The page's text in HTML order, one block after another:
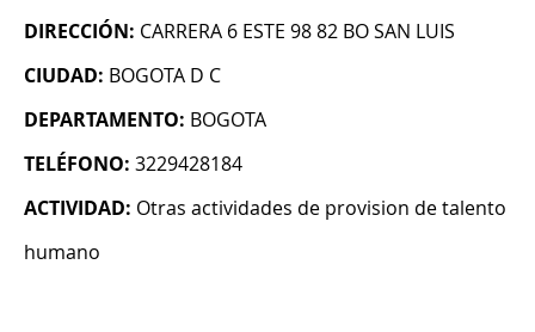
DIRECCIÓN: CARRERA 6 ESTE 98 82 BO SAN LUIS
CIUDAD: BOGOTA D C
DEPARTAMENTO: BOGOTA
TELÉFONO: 3229428184
ACTIVIDAD: Otras actividades de provision de talento
humano